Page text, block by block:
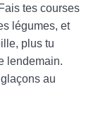
tes courses
légumes, et
plus tu
lendemain.
au